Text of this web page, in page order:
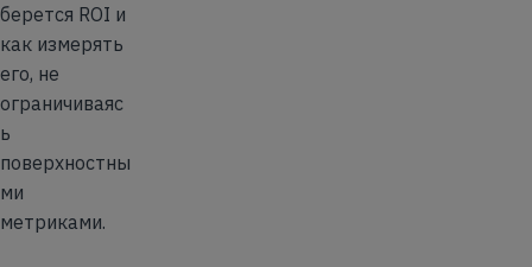
берется ROI и
как измерять
его, не
ограничиваяс
ь
поверхностны
ми
метриками.